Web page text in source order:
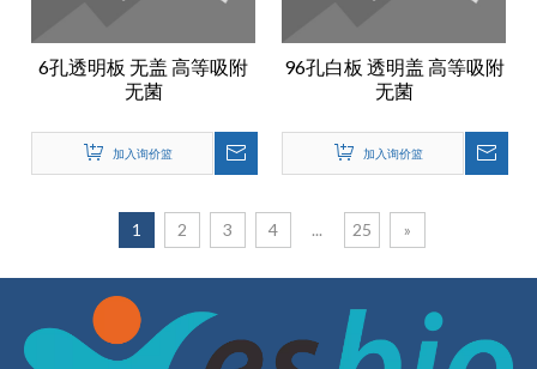
6孔透明板 无盖 高等吸附
无菌
加入询价篮
96孔白板 透明盖 高等吸附
无菌
加入询价篮
1 2 3 4 ... 25 »